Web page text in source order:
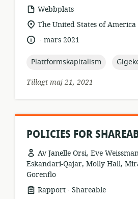
resursformat:
Webbplats
relevant
The United States of America
språk:
.
publiceringsdatum:
mars 2021
topic:
Plattformskapitalism topic:
Tillagt maj 21, 2021
POLICIES FOR
Av Janelle Orsi, Eve
Eskandari-Qajar, Molly Hall,
Gorenflo
resursformat:
Rapport .
utgivare:
Shareable